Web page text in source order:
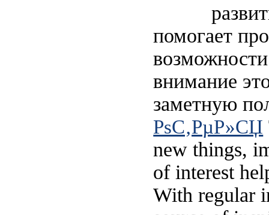
помогает
внимание
заметную
РѕС‚РµР»СЏ
new things,
of interest
With regular